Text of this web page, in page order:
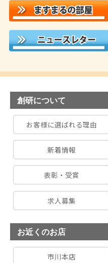
創研について
お客様に選ばれる理由
新着情報
表彰・受賞
求人募集
お近くのお店
市川本店